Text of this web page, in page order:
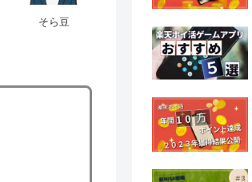
そら豆